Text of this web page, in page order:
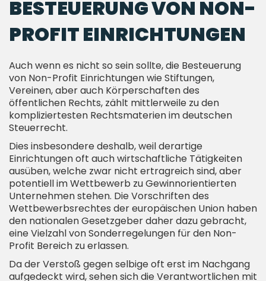
BESTEUERUNG VON NON-
PROFIT EINRICHTUNGEN
Auch wenn es nicht so sein sollte, die Besteuerung
von Non-Profit Einrichtungen wie Stiftungen,
Vereinen, aber auch Körperschaften des
öffentlichen Rechts, zählt mittlerweile zu den
kompliziertesten Rechtsmaterien im deutschen
Steuerrecht.
Dies insbesondere deshalb, weil derartige
Einrichtungen oft auch wirtschaftliche Tätigkeiten
ausüben, welche zwar nicht ertragreich sind, aber
potentiell im Wettbewerb zu Gewinnorientierten
Unternehmen stehen. Die Vorschriften des
Wettbewerbsrechtes der europäischen Union haben
den nationalen Gesetzgeber daher dazu gebracht,
eine Vielzahl von Sonderregelungen für den Non-
Profit Bereich zu erlassen.
Da der Verstoß gegen selbige oft erst im Nachgang
aufgedeckt wird, sehen sich die Verantwortlichen mit